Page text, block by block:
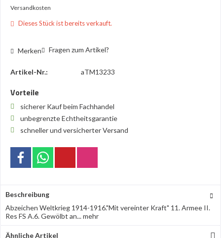
Versandkosten
Dieses Stück ist bereits verkauft.
Merken Fragen zum Artikel?
Artikel-Nr.: aTM13233
Vorteile
sicherer Kauf beim Fachhandel
unbegrenzte Echtheitsgarantie
schneller und versicherter Versand
Beschreibung
Abzeichen Weltkrieg 1914-1916."Mit vereinter Kraft" 11. Armee II.
Res FS A.6. Gewölbt an...mehr
Ähnliche Artikel